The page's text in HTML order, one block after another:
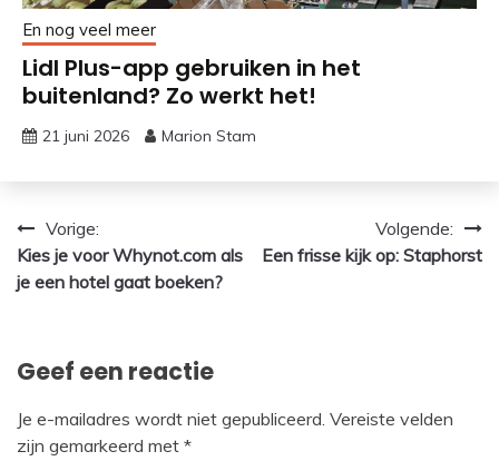
En nog veel meer
Lidl Plus-app gebruiken in het
buitenland? Zo werkt het!
21 juni 2026 Marion Stam
Bericht
navigatie
Vorige:
Kies je voor Whynot.com als
je een hotel gaat boeken?
Volgende:
Een frisse kijk op: Staphorst
Geef een reactie
Je e-mailadres wordt niet gepubliceerd. Vereiste velden
zijn gemarkeerd met *